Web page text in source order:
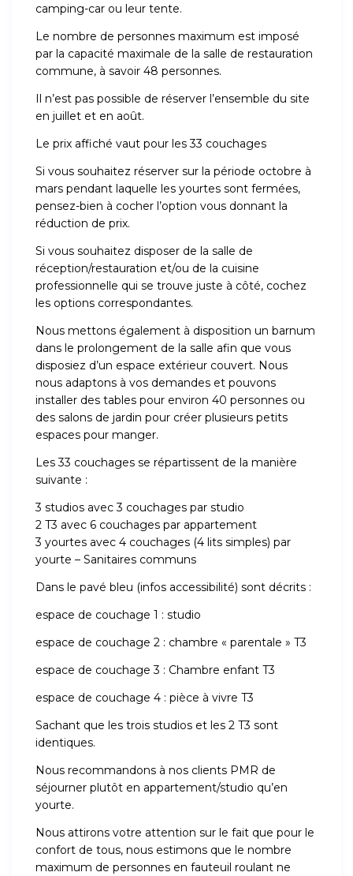
camping-car ou leur tente.
Le nombre de personnes maximum est imposé
par la capacité maximale de la salle de restauration
commune, à savoir 48 personnes.
Il n’est pas possible de réserver l’ensemble du site
en juillet et en août.
Le prix affiché vaut pour les 33 couchages
Si vous souhaitez réserver sur la période octobre à
mars pendant laquelle les yourtes sont fermées,
pensez-bien à cocher l’option vous donnant la
réduction de prix.
Si vous souhaitez disposer de la salle de
réception/restauration et/ou de la cuisine
professionnelle qui se trouve juste à côté, cochez
les options correspondantes.
Nous mettons également à disposition un barnum
dans le prolongement de la salle afin que vous
disposiez d’un espace extérieur couvert. Nous
nous adaptons à vos demandes et pouvons
installer des tables pour environ 40 personnes ou
des salons de jardin pour créer plusieurs petits
espaces pour manger.
Les 33 couchages se répartissent de la manière
suivante :
3 studios avec 3 couchages par studio
2 T3 avec 6 couchages par appartement
3 yourtes avec 4 couchages (4 lits simples) par
yourte – Sanitaires communs
Dans le pavé bleu (infos accessibilité) sont décrits :
espace de couchage 1 : studio
espace de couchage 2 : chambre « parentale » T3
espace de couchage 3 : Chambre enfant T3
espace de couchage 4 : pièce à vivre T3
Sachant que les trois studios et les 2 T3 sont
identiques.
Nous recommandons à nos clients PMR de
séjourner plutôt en appartement/studio qu’en
yourte.
Nous attirons votre attention sur le fait que pour le
confort de tous, nous estimons que le nombre
maximum de personnes en fauteuil roulant ne